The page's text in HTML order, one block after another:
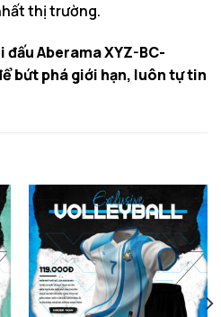
thị trường.
Aberama XYZ-BC-
bứt phá giới hạn, luôn tự tin